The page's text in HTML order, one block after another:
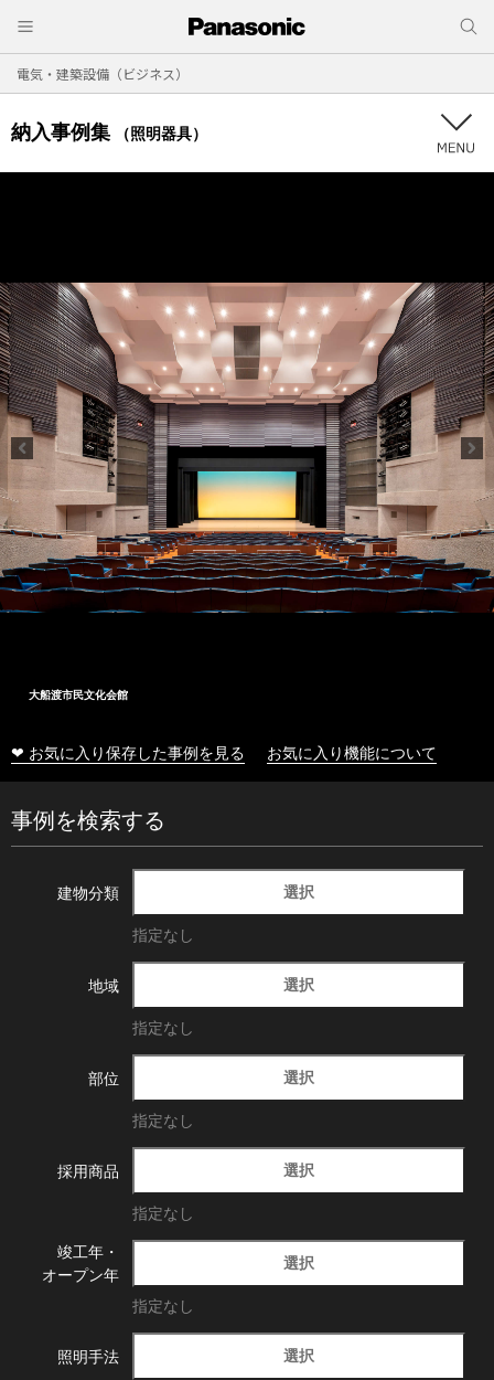
電気・建築設備（ビジネス）
納入事例集 （照明器具）
大船渡市民文化会館
❤ お気に入り保存した事例を見る お気に入り機能について
事例を検索する
建物分類 選択
指定なし
地域 選択
指定なし
部位 選択
指定なし
採用商品 選択
指定なし
竣工年・
オープン年
選択
指定なし
照明手法 選択